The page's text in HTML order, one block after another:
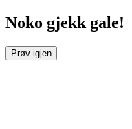
Noko gjekk gale!
Prøv igjen